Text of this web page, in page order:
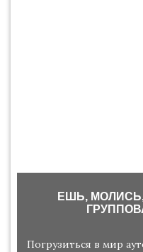
ЕШЬ,
Погрузиться в мир